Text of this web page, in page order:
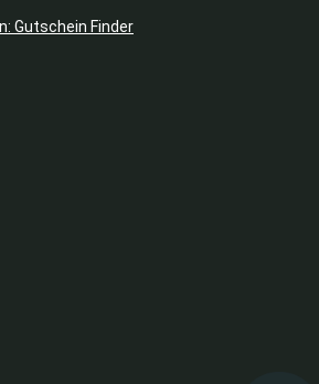
Gutschein Finder